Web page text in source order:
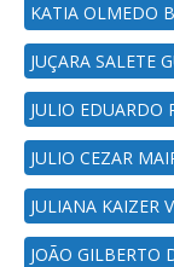
KATIA OLMEDO
JUÇARA SALETE
JULIO EDUARDO
JULIO CEZAR
JULIANA KAIZER
JOÃO GILBERTO